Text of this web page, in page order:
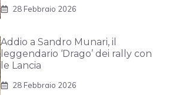
28 Febbraio 2026
Addio a Sandro Munari, il
leggendario ‘Drago’ dei rally con
le Lancia
28 Febbraio 2026